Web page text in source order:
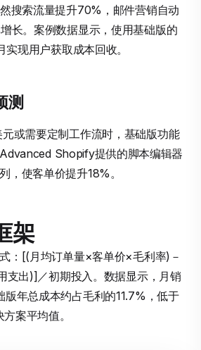
搜索流量提升70%，邮件营销自动
长。案例数据显示，使用基础版的
现用户获取成本回收。
测
或需要定制工作流时，基础版功能
Shopify提供的脚本编辑器
，使客单价提升18%。
架
：[(月均订单量×客单价×毛利率)－
支出)]／初期投入。数据显示，月销
版年总成本约占毛利的11.7%，低于
案平均值。